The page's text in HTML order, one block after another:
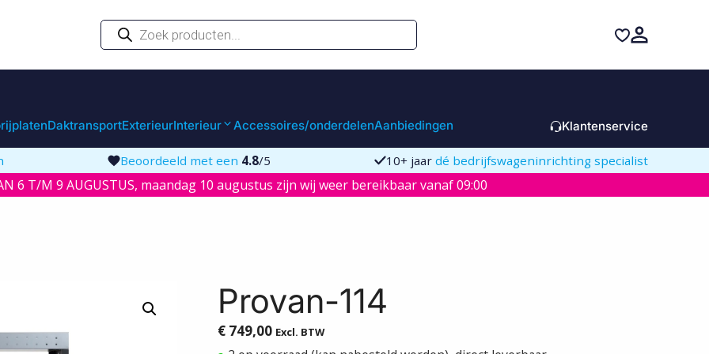
Producten
zoeken
DaktransportExterieurInterieur Accessoires/onderdelenAanbiedingen Klantenservice
Beoordeeld met een 4.8/5 10+ jaar dé bedrijfswageninrichting specialist
6 T/M 9 AUGUSTUS, maandag 10 augustus zijn wij weer bereikbaar vanaf 09:00
Provan-114
€ 749,00 Excl. BTW